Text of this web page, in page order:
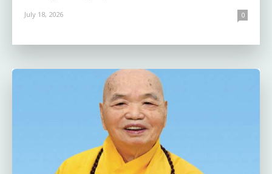
July 18, 2026 0